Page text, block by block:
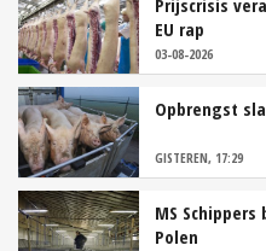
Prijscrisis
EU rap
03-08-2026
Opbrengst
GISTEREN, 17:29
MS
Polen